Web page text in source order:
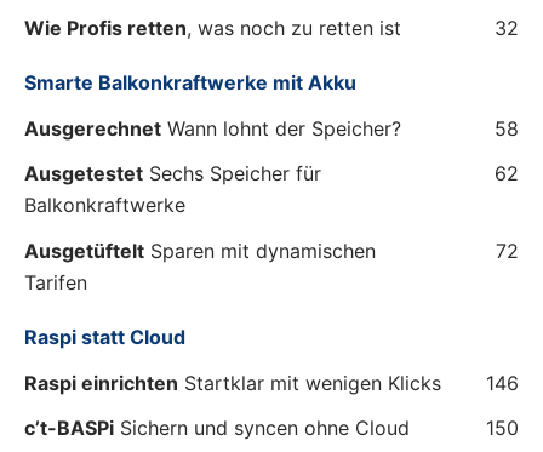
Wie Profis retten, was noch zu retten ist 32
Smarte Balkonkraftwerke mit Akku
Ausgerechnet Wann lohnt der Speicher?
58
Ausgetestet Sechs Speicher für
Balkonkraftwerke
62
Ausgetüftelt Sparen mit dynamischen
Tarifen
72
Raspi statt Cloud
Raspi einrichten Startklar mit wenigen Klicks
146
c’t-BASPi Sichern und syncen ohne Cloud 150